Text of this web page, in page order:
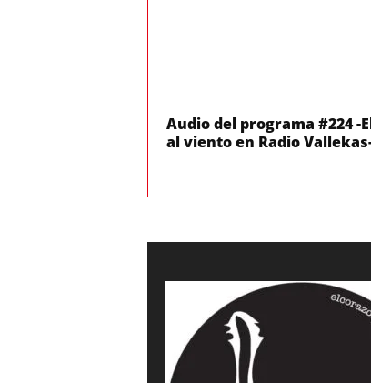
Audio del programa #224 -
al viento en Radio